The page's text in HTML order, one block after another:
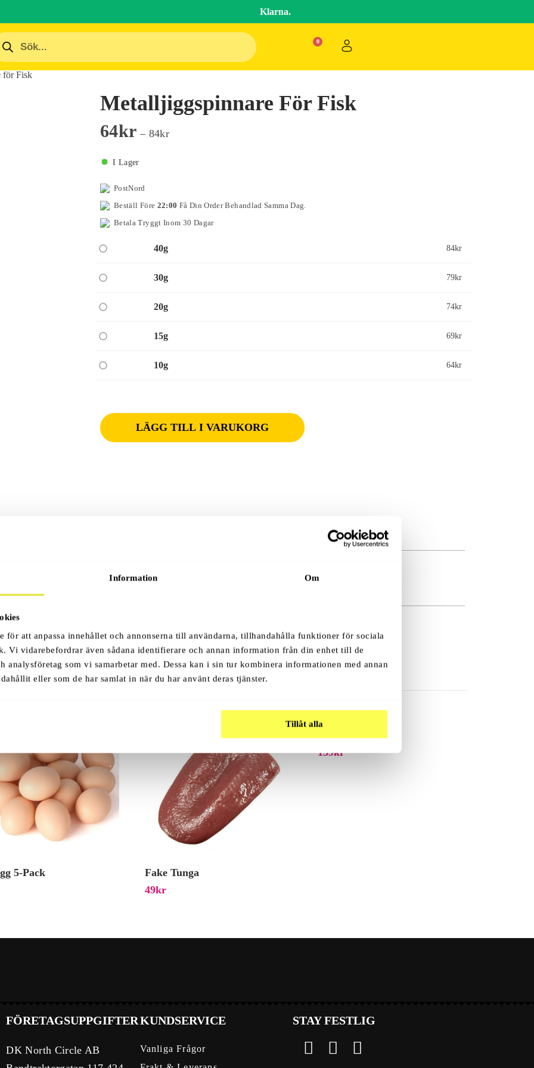
Information Om
för att anpassa innehållet och annonserna till användarna, tillhandahålla funktioner för sociala
Vi vidarebefordrar även sådana identifierare och annan information från din enhet till de
analysföretag som vi samarbetar med. Dessa kan i sin tur kombinera informationen med annan
eller som de har samlat in när du har använt deras tjänster.
Tillåt alla
Klarna.
för Fisk
Metalljiggspinnare För Fisk
64Kr – 84Kr
I Lager
PostNord
Beställ Före 22:00 Få Din Order Behandlad Samma Dag.
Betala Tryggt Inom 30 Dagar
40g 84kr
30g 79kr
20g 74kr
15g 69kr
10g 64kr
LÄGG TILL I VARUKORG
5-Pack
Fake Tunga
49Kr
139Kr
FÖRETAGSUPPGIFTER
DK North Circle AB
KUNDSERVICE
Vanliga Frågor
STAY FESTLIG